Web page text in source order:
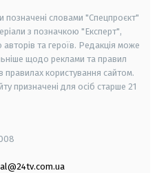
позначені словами "Спецпроєкт"
з позначкою "Експерт",
та героїв. Редакція може
щодо реклами та правил
користування сайтом.
призначені для осіб старше 21